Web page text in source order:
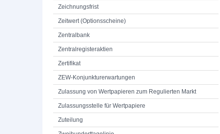
Zeichnungsfrist
Zeitwert (Optionsscheine)
Zentralbank
Zentralregisteraktien
Zertifikat
ZEW-Konjunkturerwartungen
Zulassung von Wertpapieren zum Regulierten Markt
Zulassungsstelle für Wertpapiere
Zuteilung